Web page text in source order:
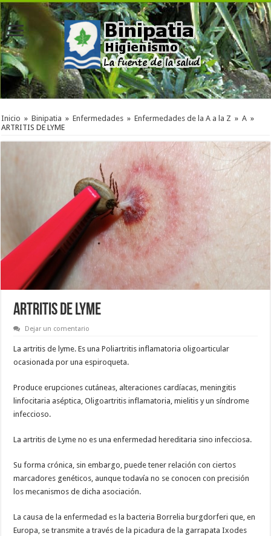
Inicio » Binipatia » Enfermedades » Enfermedades de la A a la Z » A »
ARTRITIS DE LYME
ARTRITIS DE LYME
Dejar un comentario
La artritis de lyme. Es una Poliartritis inflamatoria oligoarticular
ocasionada por una espiroqueta.
Produce erupciones cutáneas, alteraciones cardíacas, meningitis
linfocitaria aséptica, Oligoartritis inflamatoria, mielitis y un síndrome
infeccioso.
La artritis de Lyme no es una enfermedad hereditaria sino infecciosa.
Su forma crónica, sin embargo, puede tener relación con ciertos
marcadores genéticos, aunque todavía no se conocen con precisión
los mecanismos de dicha asociación.
La causa de la enfermedad es la bacteria Borrelia burgdorferi que, en
Europa, se transmite a través de la picadura de la garrapata Ixodes